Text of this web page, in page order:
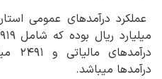
درآمدها می‏باشد.